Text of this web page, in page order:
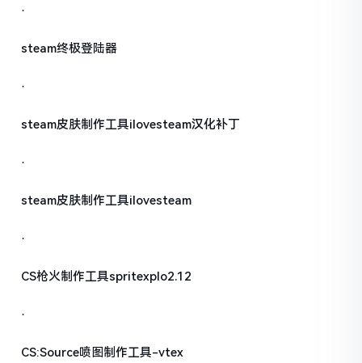
·
steam终极登陆器
·
steam皮肤制作工具ilovesteam汉化补丁
·
steam皮肤制作工具ilovesteam
·
CS枪火制作工具spritexplo2.12
·
CS:Source喷图制作工具-vtex